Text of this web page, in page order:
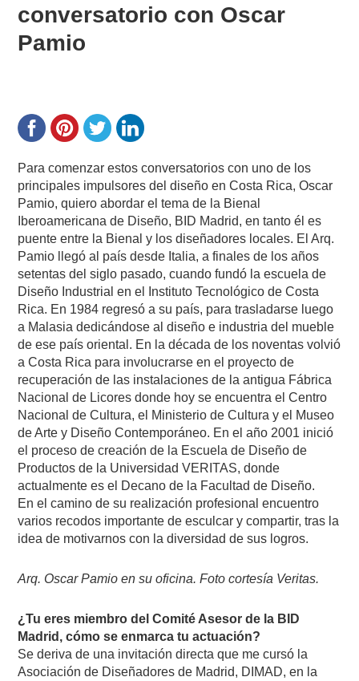
conversatorio con Oscar
Pamio
Para comenzar estos conversatorios con uno de los
principales impulsores del diseño en Costa Rica, Oscar
Pamio, quiero abordar el tema de la Bienal
Iberoamericana de Diseño, BID Madrid, en tanto él es
puente entre la Bienal y los diseñadores locales. El Arq.
Pamio llegó al país desde Italia, a finales de los años
setentas del siglo pasado, cuando fundó la escuela de
Diseño Industrial en el Instituto Tecnológico de Costa
Rica. En 1984 regresó a su país, para trasladarse luego
a Malasia dedicándose al diseño e industria del mueble
de ese país oriental. En la década de los noventas volvió
a Costa Rica para involucrarse en el proyecto de
recuperación de las instalaciones de la antigua Fábrica
Nacional de Licores donde hoy se encuentra el Centro
Nacional de Cultura, el Ministerio de Cultura y el Museo
de Arte y Diseño Contemporáneo. En el año 2001 inició
el proceso de creación de la Escuela de Diseño de
Productos de la Universidad VERITAS, donde
actualmente es el Decano de la Facultad de Diseño.
En el camino de su realización profesional encuentro
varios recodos importante de esculcar y compartir, tras la
idea de motivarnos con la diversidad de sus logros.
Arq. Oscar Pamio en su oficina. Foto cortesía Veritas.
¿Tu eres miembro del Comité Asesor de la BID
Madrid, cómo se enmarca tu actuación?
Se deriva de una invitación directa que me cursó la
Asociación de Diseñadores de Madrid, DIMAD, en la